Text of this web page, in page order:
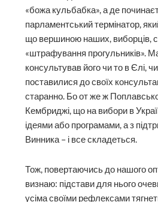
«божа кульбабка», а де
парламентський термінатор,
що вершиною наших, виборців,
«штрафування прогульників».
консультував його чи то в Єлі,
поставилися до своїх
старанно. Бо от же ж
Кембриджі, що на вибори в
ідеями або програмами, а з
Винника – і все складеться.
Тож, повертаючись до нашого
визнаю: підстави для нього
усіма своїми рефлексами